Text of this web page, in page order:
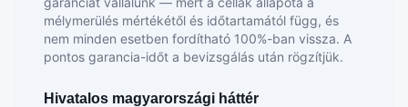
mélymerülés mértékétől és időtartamától függ, és
nem minden esetben fordítható 100%-ban vissza. A
pontos garancia-időt a bevizsgálás után rögzítjük.
Hivatalos magyarországi háttér